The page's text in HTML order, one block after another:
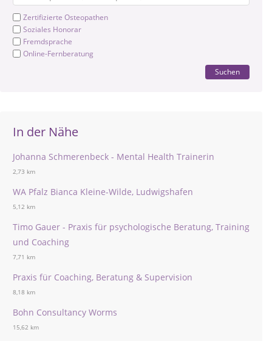
Zertifizierte Osteopathen
Soziales Honorar
Fremdsprache
Online-Fernberatung
Suchen
In der Nähe
Johanna Schmerenbeck - Mental Health Trainerin
2,73 km
WA Pfalz Bianca Kleine-Wilde, Ludwigshafen
5,12 km
Timo Gauer - Praxis für psychologische Beratung, Training
und Coaching
7,71 km
Praxis für Coaching, Beratung & Supervision
8,18 km
Bohn Consultancy Worms
15,62 km